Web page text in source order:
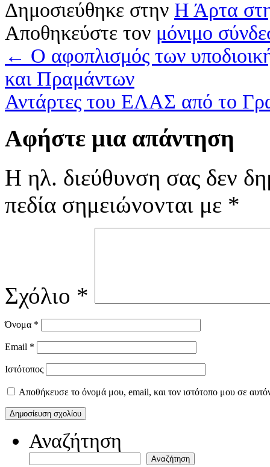
Δημοσιεύθηκε στην Η Άρτα
Αποθηκεύστε τον μόνιμο
← Ο αφοπλισμός των
και Πραμάντων
Αντάρτες του ΕΛΑΣ από το
Αφήστε μια απάντηση
Η ηλ. διεύθυνση σας δεν
πεδία σημειώνονται με *
Σχόλιο *
Όνομα *
Email *
Ιστότοπος
Αποθήκευσε το όνομά μου, email, και τον ιστότοπο μου σε
Αναζήτηση
Αναζήτηση